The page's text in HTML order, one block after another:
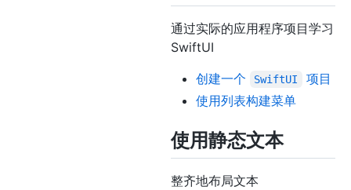
通过实际的应用程序项目学习
SwiftUI
创建一个
SwiftUI
项目
使用列表构建菜单
使用静态文本
整齐地布局文本